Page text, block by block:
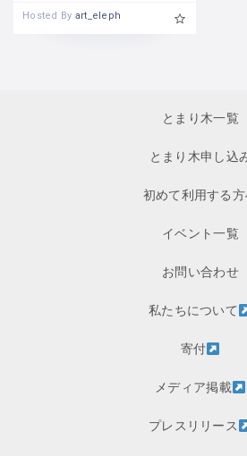
Hosted By art_eleph
とまり木一覧
とまり木申し込
初めて利用する
イベント一覧
お問い合わせ
私たちについて
寄付
メディア掲載
プレスリリース